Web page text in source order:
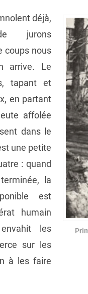
déjà,
jurons
coups nous
arrive. Le
tapant et
en partant
affolée
dans le
une petite
: quand
la
est
humain
les
sur les
à les faire